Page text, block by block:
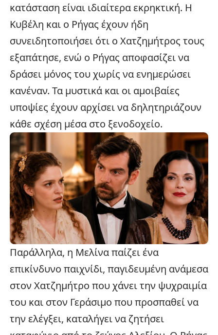
κατάσταση είναι ιδιαίτερα εκρηκτική. H
Κυβέλη και ο Ρήγας έχουν ήδη
συνειδητοποιήσει ότι ο Χατζημήτρος τους
εξαπάτησε, ενώ ο Ρήγας αποφασίζει να
δράσει μόνος του χωρίς να ενημερώσει
κανέναν. Τα μυστικά και οι αμοιβαίες
υποψίες έχουν αρχίσει να δηλητηριάζουν
κάθε σχέση μέσα στο ξενοδοχείο.
Παράλληλα, η Μελίνα παίζει ένα
επικίνδυνο παιχνίδι, παγιδευμένη ανάμεσα
στον Χατζημήτρο που χάνει την ψυχραιμία
του και στον Γεράσιμο που προσπαθεί να
την ελέγξει, καταλήγει να ζητήσει